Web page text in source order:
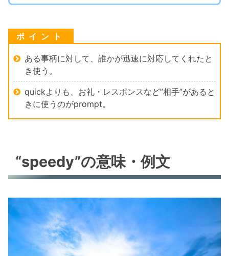
ある事柄に対して、誰かが迅速に対応してくれたと
き使う。
quickよりも、お礼・レスポンスなど”相手”があると
きに使うのがprompt。
“speedy”の意味・例文